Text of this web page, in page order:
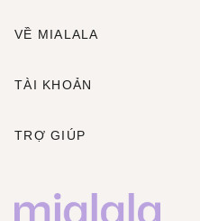
VỀ MIALALA
TÀI KHOẢN
TRỢ GIÚP